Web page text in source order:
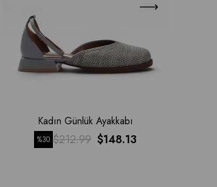
Kadın Günlük Ayakkabı
$148.13
$212.99
%30